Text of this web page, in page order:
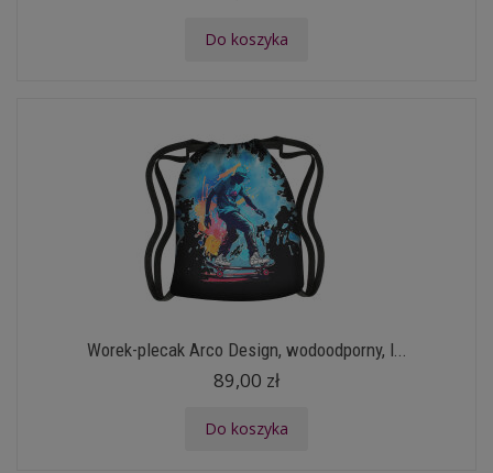
Do koszyka
Worek-plecak Arco Design, wodoodporny, l...
89,00 zł
Do koszyka